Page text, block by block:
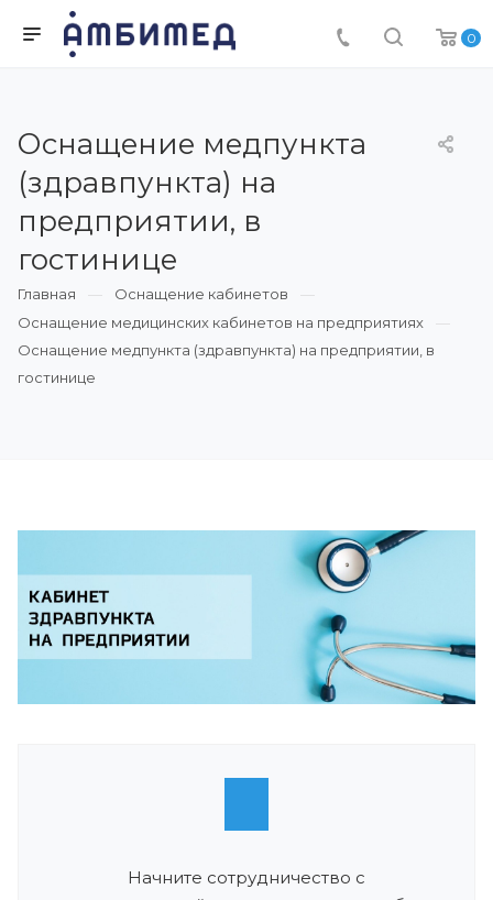
0
Оснащение медпункта
(здравпункта) на
предприятии, в
гостинице
Главная
Оснащение кабинетов
Оснащение медицинских кабинетов на предприятиях
Оснащение медпункта (здравпункта) на предприятии, в
гостинице
Начните сотрудничество с